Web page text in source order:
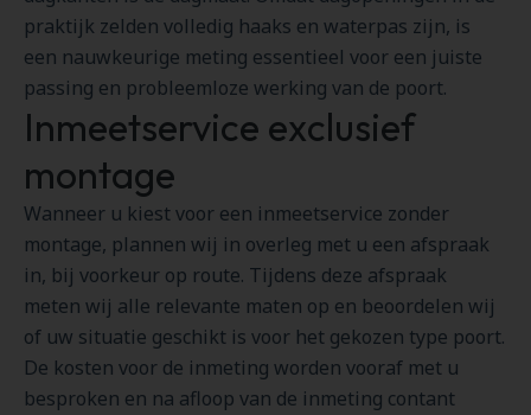
praktijk zelden volledig haaks en waterpas zijn, is
een nauwkeurige meting essentieel voor een juiste
passing en probleemloze werking van de poort.
Inmeetservice exclusief
montage
Wanneer u kiest voor een inmeetservice zonder
montage, plannen wij in overleg met u een afspraak
in, bij voorkeur op route. Tijdens deze afspraak
meten wij alle relevante maten op en beoordelen wij
of uw situatie geschikt is voor het gekozen type poort.
De kosten voor de inmeting worden vooraf met u
besproken en na afloop van de inmeting contant